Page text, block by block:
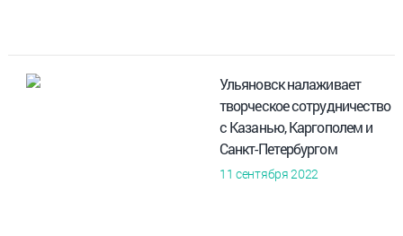
Ульяновск налаживает
творческое сотрудничество
с Казанью, Каргополем и
Санкт-Петербургом
11 сентября 2022